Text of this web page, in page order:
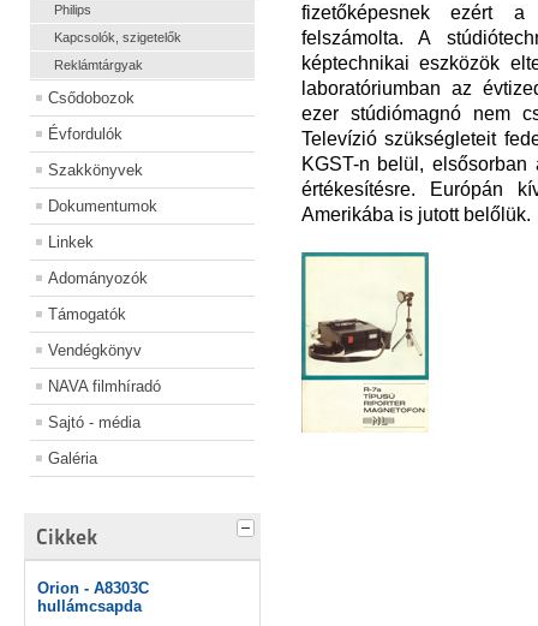
Philips
Kapcsolók, szigetelők
Reklámtárgyak
Csődobozok
Évfordulók
Szakkönyvek
Dokumentumok
Linkek
Adományozók
Támogatók
Vendégkönyv
NAVA filmhíradó
Sajtó - média
Galéria
Cikkek
Orion - A8303C
hullámcsapda
fizetőképesnek ezért
felszámolta. A
képtechnikai eszközök
laboratóriumban az
ezer stúdiómagnó nem
Televízió szükségleteit
KGST-n belül,
értékesítésre. Európán
Amerikába is jutott belőlük.